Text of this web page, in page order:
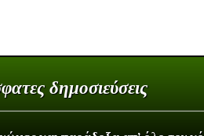
δημοσιεύσεις